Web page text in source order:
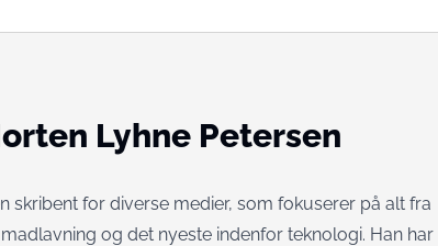
Lyhne Petersen
skribent for diverse medier, som fokuserer på alt fra
og det nyeste indenfor teknologi. Han har